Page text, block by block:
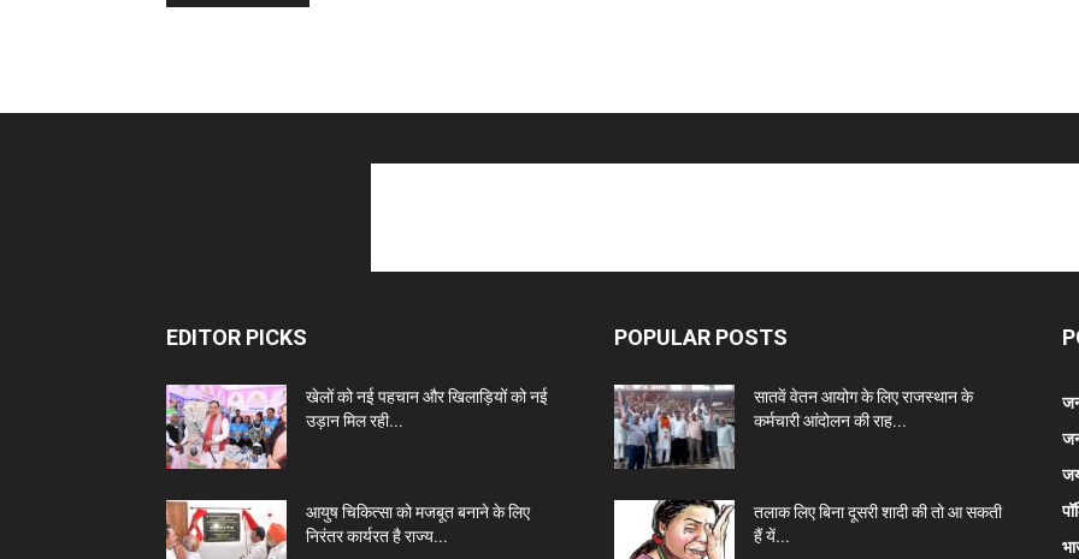
EDITOR PICKS
खेलों को नई पहचान और खिलाड़ियों को नई
उड़ान मिल रही...
आयुष चिकित्सा को मजबूत बनाने के लिए
निरंतर कार्यरत है राज्य...
POPULAR POSTS
सातवें वेतन आयोग के लिए राजस्थान के
कर्मचारी आंदोलन की राह...
तलाक लिए बिना दूसरी शादी की तो आ सकती
हैं यें...